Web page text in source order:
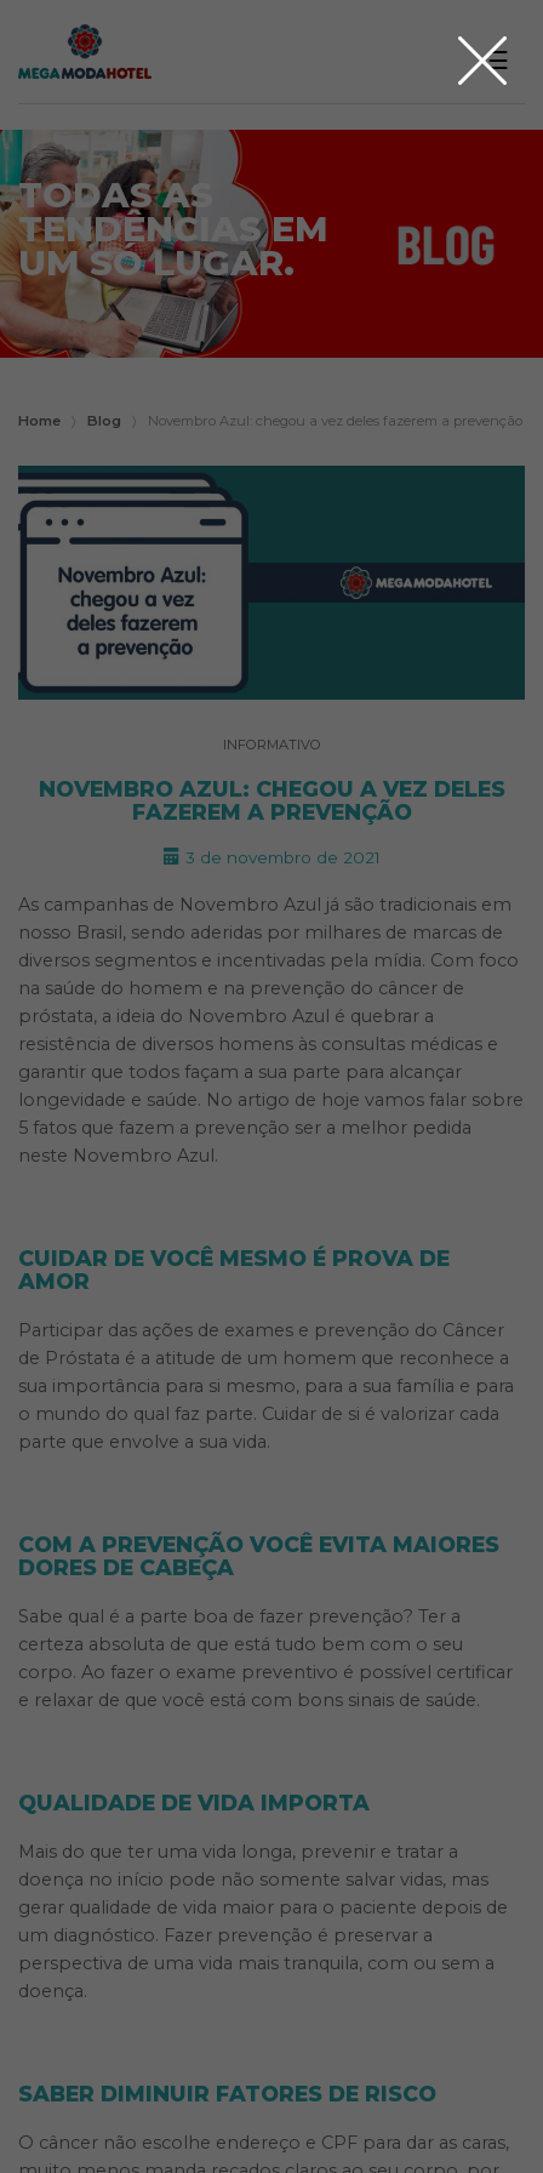
☰
TODAS AS
TENDÊNCIAS EM
UM SÓ LUGAR.
Home 〉 Blog 〉 Novembro Azul: chegou a vez deles fazerem a prevenção
INFORMATIVO
NOVEMBRO AZUL: CHEGOU A VEZ DELES
FAZEREM A PREVENÇÃO
3 de novembro de 2021
As campanhas de Novembro Azul já são tradicionais em
nosso Brasil, sendo aderidas por milhares de marcas de
diversos segmentos e incentivadas pela mídia. Com foco
na saúde do homem e na prevenção do câncer de
próstata, a ideia do Novembro Azul é quebrar a
resistência de diversos homens às consultas médicas e
garantir que todos façam a sua parte para alcançar
longevidade e saúde. No artigo de hoje vamos falar sobre
5 fatos que fazem a prevenção ser a melhor pedida
neste Novembro Azul.
CUIDAR DE VOCÊ MESMO É PROVA DE
AMOR
Participar das ações de exames e prevenção do Câncer
de Próstata é a atitude de um homem que reconhece a
sua importância para si mesmo, para a sua família e para
o mundo do qual faz parte. Cuidar de si é valorizar cada
parte que envolve a sua vida.
COM A PREVENÇÃO VOCÊ EVITA MAIORES
DORES DE CABEÇA
Sabe qual é a parte boa de fazer prevenção? Ter a
certeza absoluta de que está tudo bem com o seu
corpo. Ao fazer o exame preventivo é possível certificar
e relaxar de que você está com bons sinais de saúde.
QUALIDADE DE VIDA IMPORTA
Mais do que ter uma vida longa, prevenir e tratar a
doença no início pode não somente salvar vidas, mas
gerar qualidade de vida maior para o paciente depois de
um diagnóstico. Fazer prevenção é preservar a
perspectiva de uma vida mais tranquila, com ou sem a
doença.
SABER DIMINUIR FATORES DE RISCO
O câncer não escolhe endereço e CPF para dar as caras,